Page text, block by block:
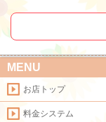
MENU
お店トップ
料金システム